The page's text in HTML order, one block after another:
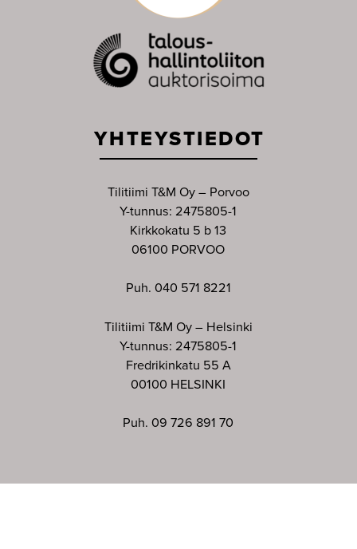
YHTEYSTIEDOT
Tilitiimi T&M Oy – Porvoo
Y-tunnus: 2475805-1
Kirkkokatu 5 b 13
06100 PORVOO
Puh. 040 571 8221
Tilitiimi T&M Oy – Helsinki
Y-tunnus: 2475805-1
Fredrikinkatu 55 A
00100 HELSINKI
Puh. 09 726 891 70